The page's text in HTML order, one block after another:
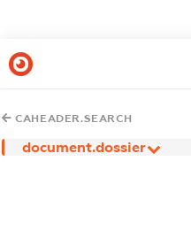
CAHEADER.SEARCH
document.dossier